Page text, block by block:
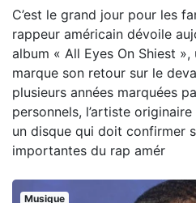
C’est le grand jour pour les
rappeur américain dévoile
album « All Eyes On Shiest
marque son retour sur le
plusieurs années marquées
personnels, l’artiste
un disque qui doit confirmer
importantes du rap amér
Musique